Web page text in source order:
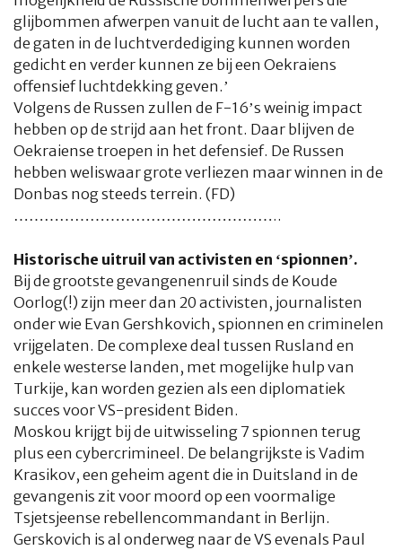
glijbommen afwerpen vanuit de lucht aan te vallen,
de gaten in de luchtverdediging kunnen worden
gedicht en verder kunnen ze bij een Oekraiens
offensief luchtdekking geven.’
Volgens de Russen zullen de F-16’s weinig impact
hebben op de strijd aan het front. Daar blijven de
Oekraiense troepen in het defensief. De Russen
hebben weliswaar grote verliezen maar winnen in de
Donbas nog steeds terrein. (FD)
……………………………………………..
Historische uitruil van activisten en ‘spionnen’.
Bij de grootste gevangenenruil sinds de Koude
Oorlog(!) zijn meer dan 20 activisten, journalisten
onder wie Evan Gershkovich, spionnen en criminelen
vrijgelaten. De complexe deal tussen Rusland en
enkele westerse landen, met mogelijke hulp van
Turkije, kan worden gezien als een diplomatiek
succes voor VS-president Biden.
Moskou krijgt bij de uitwisseling 7 spionnen terug
plus een cybercrimineel. De belangrijkste is Vadim
Krasikov, een geheim agent die in Duitsland in de
gevangenis zit voor moord op een voormalige
Tsjetsjeense rebellencommandant in Berlijn.
Gerskovich is al onderweg naar de VS evenals Paul